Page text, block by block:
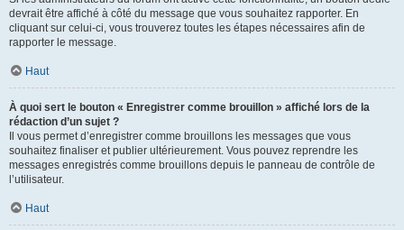
devrait être affiché à côté du message que vous souhaitez rapporter. En
cliquant sur celui-ci, vous trouverez toutes les étapes nécessaires afin de
rapporter le message.
Haut
À quoi sert le bouton « Enregistrer comme brouillon » affiché lors de la
rédaction d’un sujet ?
Il vous permet d’enregistrer comme brouillons les messages que vous
souhaitez finaliser et publier ultérieurement. Vous pouvez reprendre les
messages enregistrés comme brouillons depuis le panneau de contrôle de
l’utilisateur.
Haut